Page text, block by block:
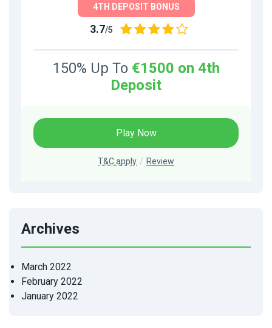
4TH DEPOSIT BONUS
3.7/5
150% Up To€1500 on 4th
Deposit
Play Now
T&C apply Review
Archives
March 2022
February 2022
January 2022